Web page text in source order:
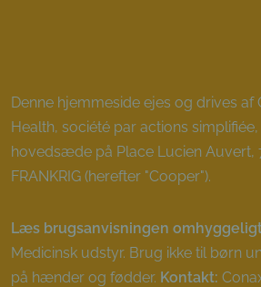
Denne hjemmeside ejes og drives
Health, société par actions
hovedsæde på Place Lucien Auvert,
FRANKRIG (herefter "Cooper").
Læs brugsanvisningen
Medicinsk udstyr. Brug ikke til børn
på hænder og fødder. Kontakt: